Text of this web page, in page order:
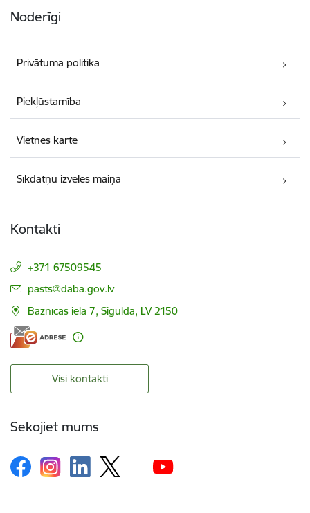
Noderīgi
Privātuma politika
Piekļūstamība
Vietnes karte
Sīkdatņu izvēles maiņa
Kontakti
+371 67509545
E-pasts:
pasts@daba.gov.lv
Baznīcas iela 7, Sigulda, LV 2150
Visi kontakti
Sekojiet mums